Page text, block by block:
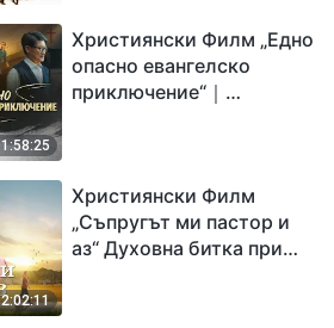
1:58:25
Християнски Филм „Едно
опасно евангелско
приключение“｜
Исус
2:02:11
Християнски Филм
„Съпругът ми пастор и
аз“ Духовна битка при